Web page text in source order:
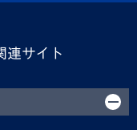
連サイト